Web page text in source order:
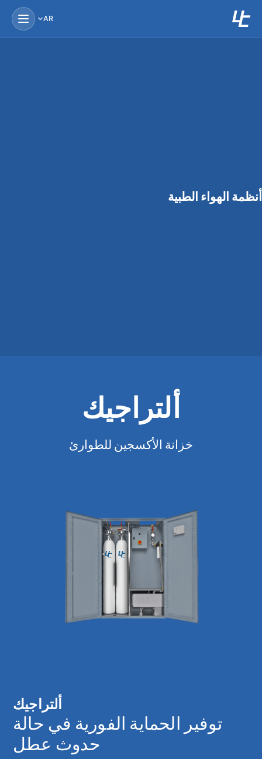
AR
أنظمة الهواء الطبية
ألتراجيك
خزانة الأكسجين للطوارئ
ألتراجيك
توفير الحماية الفورية في حالة
حدوث عطل